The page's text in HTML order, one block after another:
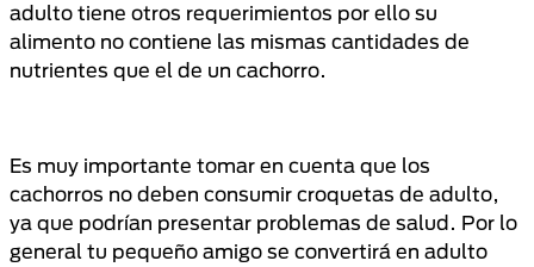
adulto tiene otros requerimientos por ello su
alimento no contiene las mismas cantidades de
nutrientes que el de un cachorro.
Es muy importante tomar en cuenta que los
cachorros no deben consumir croquetas de adulto,
ya que podrían presentar problemas de salud. Por lo
general tu pequeño amigo se convertirá en adulto